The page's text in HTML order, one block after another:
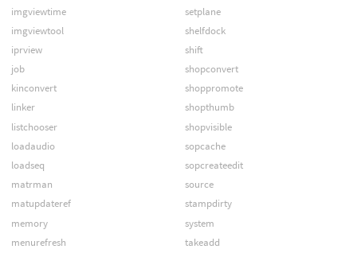
imgviewtime
imgviewtool
iprview
job
kinconvert
linker
listchooser
loadaudio
loadseq
matrman
matupdateref
memory
menurefresh
setplane
shelfdock
shift
shopconvert
shoppromote
shopthumb
shopvisible
sopcache
sopcreateedit
source
stampdirty
system
takeadd